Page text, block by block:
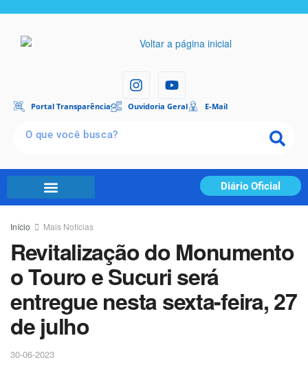
Portal Transparência Ouvidoria Geral E-Mail
Diário Oficial
Início Mais Notícias
Revitalização do Monumento
o Touro e Sucuri será
entregue nesta sexta-feira, 27
de julho
30-06-2023